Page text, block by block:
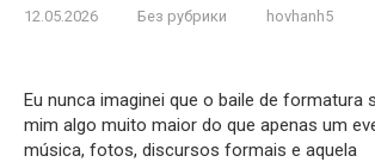
12.05.2026 Без рубрики hovhanh5
Eu nunca imaginei que o baile de formatura
mim algo muito maior do que apenas um
música, fotos, discursos formais e aquela